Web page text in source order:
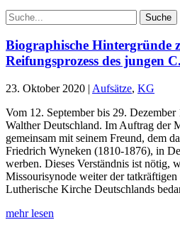
Suchen
nach:
Biographische Hintergründe
Reifungsprozess des jungen
23. Oktober 2020 | Aufsätze, KG
Vom 12. September bis 29. Dezember
Walther Deutschland. Im Auftrag der
gemeinsam mit seinem Freund, dem
Friedrich Wyneken (1810-1876), in
werben. Dieses Verständnis ist nötig,
Missourisynode weiter der
Lutherische Kirche Deutschlands
mehr lesen